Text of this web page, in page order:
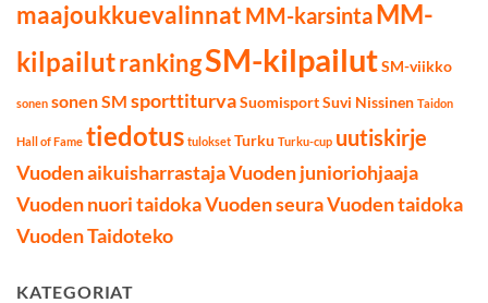
maajoukkuevalinnat MM-karsintaMM-
kilpailutrankingSM-kilpailutSM-viikko
sonen sonen SM sporttiturvaSuomisportSuvi Nissinen Taidon
Hall of Fame tiedotus tulokset Turku Turku-cup uutiskirje
Vuoden aikuisharrastajaVuoden junioriohjaaja
Vuoden nuori taidokaVuoden seuraVuoden taidoka
Vuoden Taidoteko
KATEGORIAT